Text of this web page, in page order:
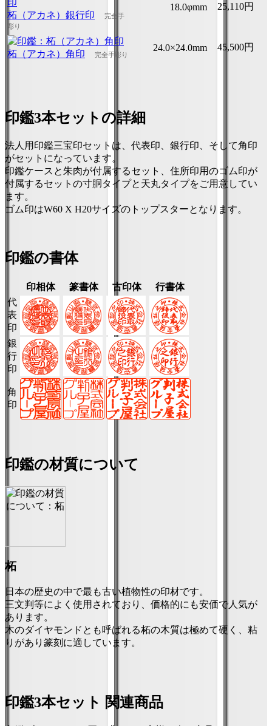
柘（アカネ）銀行印
完全手
彫り
18.0φmm 25,110円
柘（アカネ）角印 完全手彫り
24.0×24.0mm 45,500円
印鑑3本セットの詳細
法人用印鑑三宝印セットは、代表印、銀行印、そして角印
がセットになっています。
印鑑ケースと朱肉が付属するセット、住所印用のゴム印が
付属するセットの寸胴タイプと天丸タイプをご用意してい
ます。
ゴム印はW60 X H20サイズのトップスターとなります。
印鑑の書体
印相体 篆書体 古印体
行書体
代
表
印
銀
行
印
角
印
印鑑の材質について
柘
日本の歴史の中で最も古い植物性の印材です。
三文判等によく使用されており、価格的にも安価で人気が
あります。
木のダイヤモンドとも呼ばれる柘の木質は極めて硬く、粘
りがあり篆刻に適しています。
印鑑3本セット 関連商品